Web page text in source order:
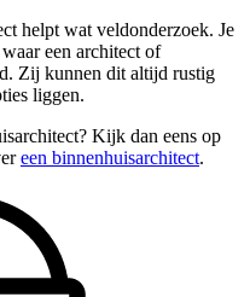
helpt wat veldonderzoek. Je
een architect of
Zij kunnen dit altijd rustig
liggen.
Kijk dan eens op
een binnenhuisarchitect.